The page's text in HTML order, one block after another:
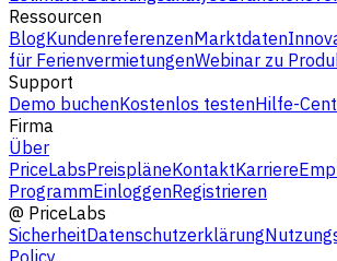
Ressourcen
BlogKundenreferenzenMarktdaten
für FerienvermietungenWebinar zu
Support
Demo buchenKostenlos testenHilfe-
Firma
Über
PriceLabsPreispläneKontaktKarriere
ProgrammEinloggenRegistrieren
@ PriceLabs
SicherheitDatenschutzerklärung
Policy